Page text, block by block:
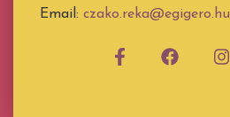
Email: czako.reka@egigero.hu